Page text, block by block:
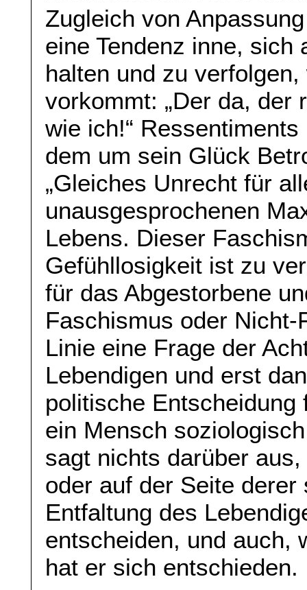
Zugleich von
eine Tendenz inne, sich
halten und zu
vorkommt: „Der da, der
wie ich!“
dem um sein Glück
„Gleiches Unrecht für
unausgesprochenen
Lebens. Dieser
Gefühllosigkeit ist zu
für das Abgestorbene
Faschismus oder
Linie eine Frage der
Lebendigen und erst
politische
ein Mensch
sagt nichts darüber
oder auf der Seite
Entfaltung des
entscheiden, und auch,
hat er sich entschieden.